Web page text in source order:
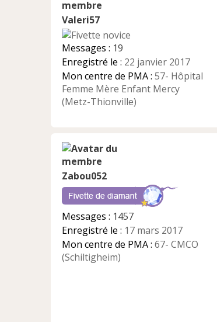
Valeri57
Messages : 19
Enregistré le : 22 janvier 2017
Mon centre de PMA : 57- Hôpital
Femme Mère Enfant Mercy
(Metz-Thionville)
Zabou052
Messages : 1457
Enregistré le : 17 mars 2017
Mon centre de PMA : 67- CMCO
(Schiltigheim)